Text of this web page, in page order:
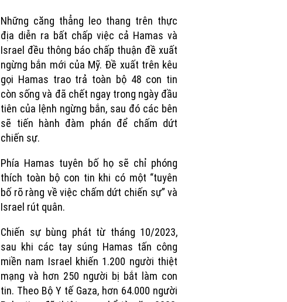
Những căng thẳng leo thang trên thực
địa diễn ra bất chấp việc cả Hamas và
Israel đều thông báo chấp thuận đề xuất
ngừng bắn mới của Mỹ. Đề xuất trên kêu
gọi Hamas trao trả toàn bộ 48 con tin
còn sống và đã chết ngay trong ngày đầu
tiên của lệnh ngừng bắn, sau đó các bên
sẽ tiến hành đàm phán để chấm dứt
chiến sự.
Phía Hamas tuyên bố họ sẽ chỉ phóng
thích toàn bộ con tin khi có một “tuyên
bố rõ ràng về việc chấm dứt chiến sự” và
Israel rút quân.
Chiến sự bùng phát từ tháng 10/2023,
sau khi các tay súng Hamas tấn công
miền nam Israel khiến 1.200 người thiệt
mạng và hơn 250 người bị bắt làm con
tin. Theo Bộ Y tế Gaza, hơn 64.000 người